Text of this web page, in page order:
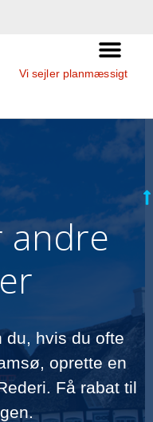
Vi sejler planmæssigt
andre
du, hvis du ofte
oprette en
Få rabat til